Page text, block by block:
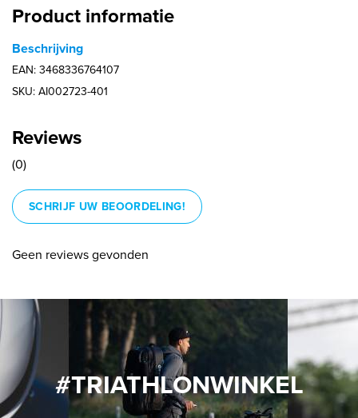
Product informatie
Beschrijving
EAN: 3468336764107
SKU: AI002723-401
Reviews
(0)
SCHRIJF UW BEOORDELING!
Geen reviews gevonden
#TRIATHLONWINKEL